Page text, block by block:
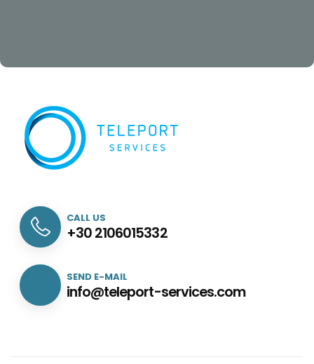
CALL US
+30 2106015332
SEND E-MAIL
info@teleport-services.com